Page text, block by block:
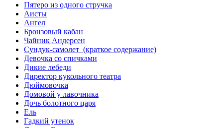
Пятеро из одного стручка
Аисты
Ангел
Бронзовый кабан
Чайник Андерсен
Сундук-самолет (краткое содержание)
Девочка со спичками
Дикие лебеди
Директор кукольного театра
Дюймовочка
Домовой у лавочника
Дочь болотного царя
Ель
Гадкий утенок